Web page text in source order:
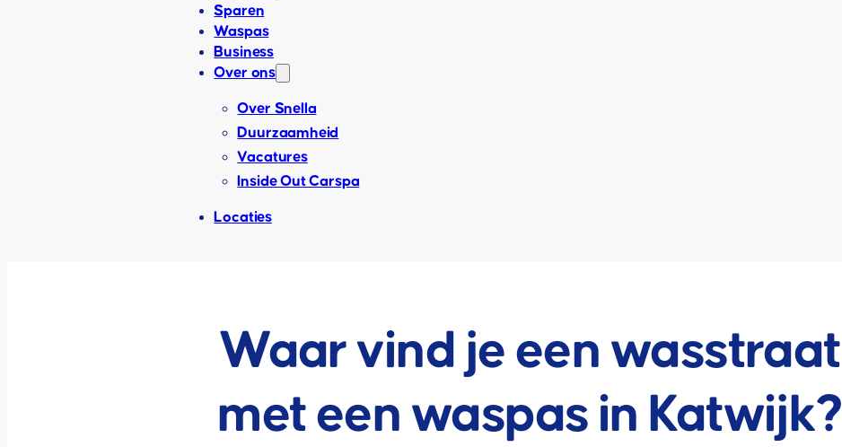
Sparen
Waspas
Business
Over ons
Over Snella
Duurzaamheid
Vacatures
Inside Out Carspa
Locaties
Waar vind je een wasstraat
met een waspas in Katwijk?